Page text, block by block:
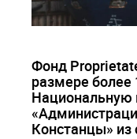
Фонд
размере более
Констанцы» из